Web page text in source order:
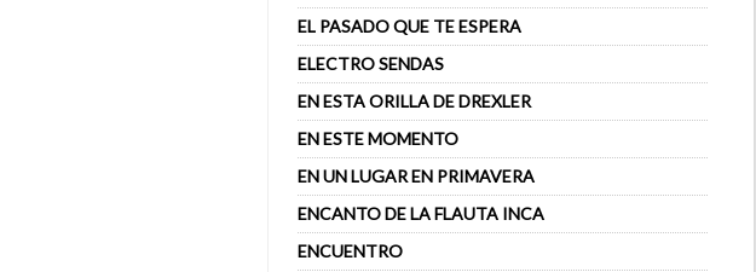
EL PASADO QUE TE ESPERA
ELECTRO SENDAS
EN ESTA ORILLA DE DREXLER
EN ESTE MOMENTO
EN UN LUGAR EN PRIMAVERA
ENCANTO DE LA FLAUTA INCA
ENCUENTRO